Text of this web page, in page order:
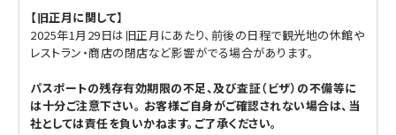
【旧正月に関して】
2025年1月29日は旧正月にあたり、前後の日程で観光地の休館や
レストラン・商店の閉店など影響がでる場合があります。
パスポートの残存有効期限の不足、及び査証（ビザ）の不備等に
は十分ご注意下さい。 お客様ご自身がご確認されない場合は、当
社としては責任を負いかねます。ご了承ください。